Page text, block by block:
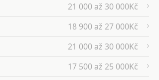
21 000 až 30 000Kč
18 900 až 27 000Kč
21 000 až 30 000Kč
17 500 až 25 000Kč